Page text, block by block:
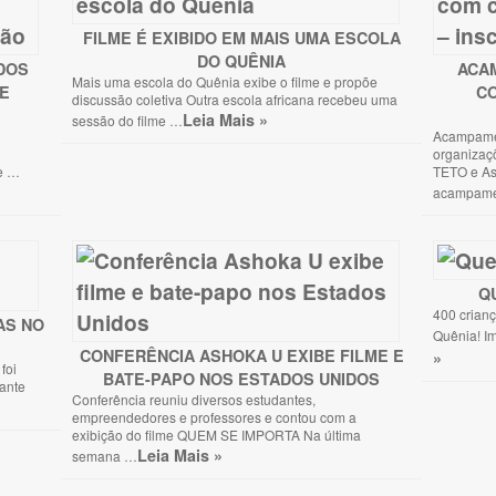
…
FILME É EXIBIDO EM MAIS UMA ESCOLA
DO QUÊNIA
Mais uma escola do Quênia exibe o filme e propõe
discussão coletiva Outra escola africana recebeu uma
sessão do filme … Leia Mais »
TETO e
NO
CONFERÊNCIA ASHOKA U EXIBE FILME E
BATE-PAPO NOS ESTADOS UNIDOS
Conferência reuniu diversos estudantes,
empreendedores e professores e contou com a
exibição do filme QUEM SE IMPORTA Na última
semana … Leia Mais »
400
Quênia!
»